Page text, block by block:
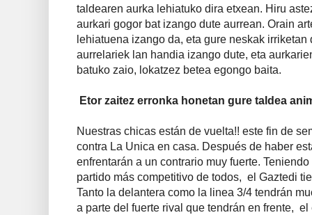
taldearen aurka lehiatuko dira etxean. Hiru
aurkari gogor bat izango dute aurrean. Orain
lehiatuena izango da, eta gure neskak irriketan
aurrelariek lan handia izango dute, eta
batuko zaio, lokatzez betea egongo baita.
Etor zaitez erronka honetan gure taldea
Nuestras chicas están de vuelta!! este fin de
contra La Unica en casa. Después de haber
enfrentarán a un contrario muy fuerte.
partido más competitivo de todos, el Gaztedi
Tanto la delantera como la linea 3/4 tendrán
a parte del fuerte rival que tendrán en frente,